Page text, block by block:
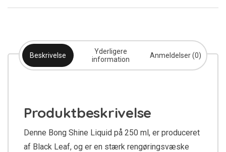
Beskrivelse
Yderligere
information
Anmeldelser (0)
Produktbeskrivelse
Denne Bong Shine Liquid på 250 ml, er produceret
af Black Leaf, og er en stærk rengøringsvæske